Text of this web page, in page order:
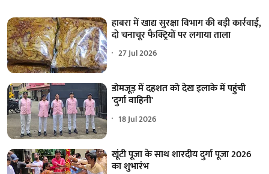
हाबरा में खाद्य सुरक्षा विभाग की बड़ी कार्रवाई,
दो चनाचूर फैक्ट्रियाें पर लगाया ताला
27 Jul 2026
डोमजूड़ में दहशत को देख इलाके में पहुंची
'दुर्गा वाहिनी'
18 Jul 2026
खूंटी पूजा के साथ शारदीय दुर्गा पूजा 2026
का शुभारंभ